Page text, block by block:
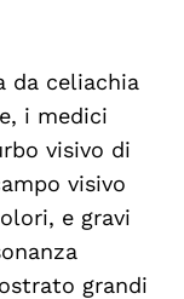
da celiachia
i medici
visivo di
visivo
e gravi
grandi